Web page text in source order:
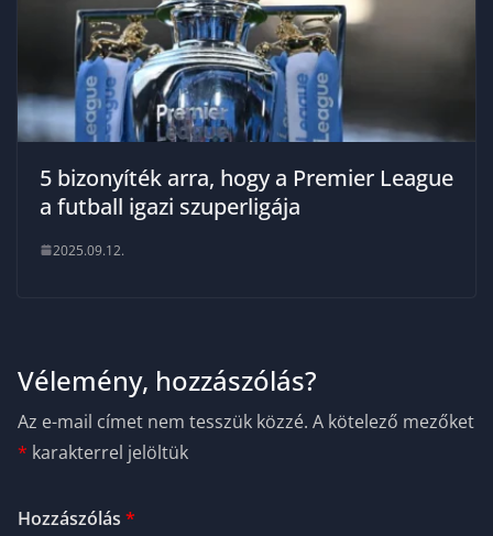
5 bizonyíték arra, hogy a Premier League
a futball igazi szuperligája
2025.09.12.
Vélemény, hozzászólás?
Az e-mail címet nem tesszük közzé. A kötelező mezőket
* karakterrel jelöltük
Hozzászólás *